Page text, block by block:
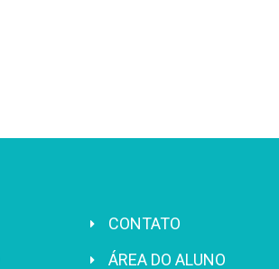
CONTATO
ÁREA DO ALUNO